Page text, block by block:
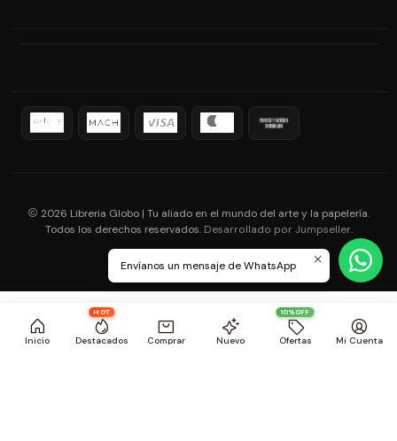
Inicio
HOT
Destacados Comprar Nuevo
10%OFF
Ofertas Mi Cuenta
2026 Libreria Globo | Tu aliado en el mundo del arte y la papelería.
Todos los derechos reservados. Desarrollado por Jumpseller.
Envíanos un mensaje de WhatsApp